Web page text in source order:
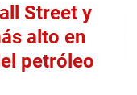
Street y
alto en
petróleo